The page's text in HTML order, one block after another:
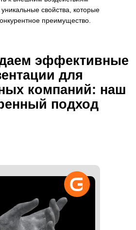
свойства, которые
преимущество.
собрать